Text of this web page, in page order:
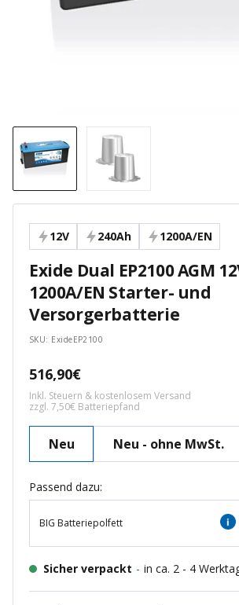
12V 240Ah 1200A/EN
Exide Dual EP2100 AGM
1200A/EN Starter- und
Versorgerbatterie
SKU: ExideEP2100
Angebotspreis
516,90€
Inkl. Steuern & kostenlosem Versand
zzgl. 7,50€ Batteriepfand
Neu Neu - ohne MwSt.
Passend dazu:
BIG Batteriepolfett
Sicher verpackt - in ca. 2 - 4